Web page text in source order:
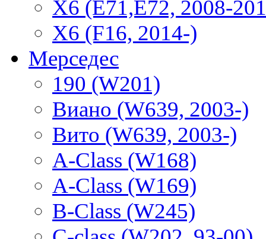
X6 (E71,E72, 2008-
X6 (F16, 2014-)
Мерседес
190 (W201)
Виано (W639, 2003-)
Вито (W639, 2003-)
A-Class (W168)
A-Class (W169)
B-Class (W245)